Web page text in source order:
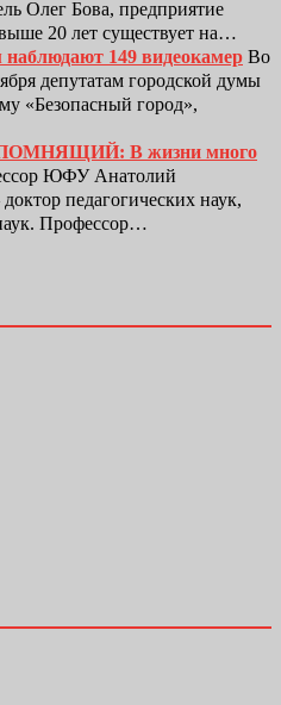
Олег Бова, предприятие
20 лет существует на…
наблюдают 149 видеокамер Во
депутатам городской думы
«Безопасный город»,
В жизни много
ЮФУ Анатолий
педагогических наук,
Профессор…